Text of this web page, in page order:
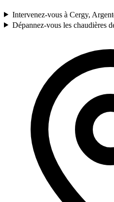
Intervenez-vous à Cergy,
Dépannez-vous les chaudières